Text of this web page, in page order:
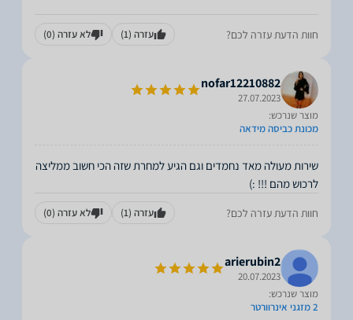
חוות הדעת עזרה לכם? עזרה (1) לא עזרה (0)
nofar12210882
27.07.2023
מוצר שנרכש:
מכונת כביסה מידאה
שירות מעולה מאד נחמדים וגם הגיע למחרת שזה הכי חשוב ממליצה
לרכוש מהם !!! :)
חוות הדעת עזרה לכם? עזרה (1) לא עזרה (0)
arierubin2
20.07.2023
מוצר שנרכש:
2 מזגני אינרוורטר